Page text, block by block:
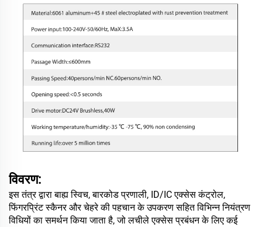
विवरण:
इस तंत्र द्वारा बाह्य स्विच, बारकोड प्रणाली, ID/IC एक्सेस कंट्रोल,
फिंगरप्रिंट स्कैनर और चेहरे की पहचान के उपकरण सहित विभिन्न नियंत्रण
विधियों का समर्थन किया जाता है, जो लचीले एक्सेस प्रबंधन के लिए कई